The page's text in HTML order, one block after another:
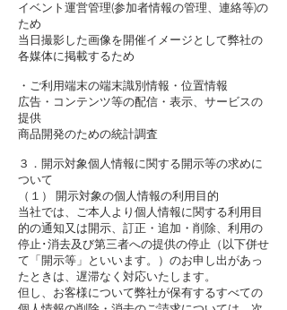
イベント運営管理(参加者情報の管理、連絡等)の
ため
当日撮影した画像を開催イメージとして弊社の
各媒体に掲載するため
・ご利用端末の端末識別情報・位置情報
広告・コンテンツ等の配信・表示、サービスの
提供
商品開発のための統計調査
３．開示対象個人情報に関する開示等の求めに
ついて
（１） 開示対象の個人情報の利用目的
当社では、ご本人より個人情報に関する利用目
的の通知又は開示、訂正・追加・削除、利用の
停止･消去及び第三者への提供の停止（以下併せ
て「開示等」といいます。）のお申し出があっ
たときは、遅滞なく対応いたします。
但し、お客様について弊社が保有するすべての